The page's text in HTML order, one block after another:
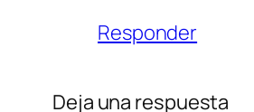
Responder
Deja una respuesta